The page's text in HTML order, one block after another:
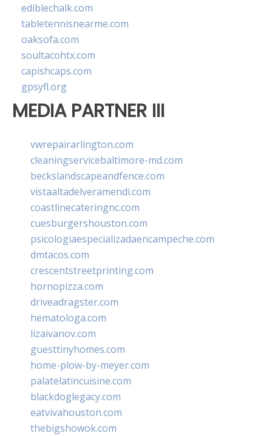
ediblechalk.com
tabletennisnearme.com
oaksofa.com
soultacohtx.com
capishcaps.com
gpsyfl.org
MEDIA PARTNER III
vwrepairarlington.com
cleaningservicebaltimore-md.com
beckslandscapeandfence.com
vistaaltadelveramendi.com
coastlinecateringnc.com
cuesburgershouston.com
psicologiaespecializadaencampeche.com
dmtacos.com
crescentstreetprinting.com
hornopizza.com
driveadragster.com
hematologa.com
lizaivanov.com
guesttinyhomes.com
home-plow-by-meyer.com
palatelatincuisine.com
blackdoglegacy.com
eatvivahouston.com
thebigshowok.com